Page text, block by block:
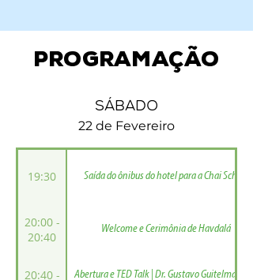
programação
SÁBADO
22 de Fevereiro
19:30 Saída do ônibus do hotel para a Chai School
20:00 -
20:40
Welcome e Cerimônia de Havdalá
20:40 - Abertura e TED Talk | Dr. Gustavo Guitelman | “O